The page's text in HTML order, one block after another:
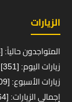
الزيارات
المتواجدون حالياً: [58]
زيارات اليوم: [351]
زيارات الأسبوع: [5109]
إجمالي الزيارات: [137464]